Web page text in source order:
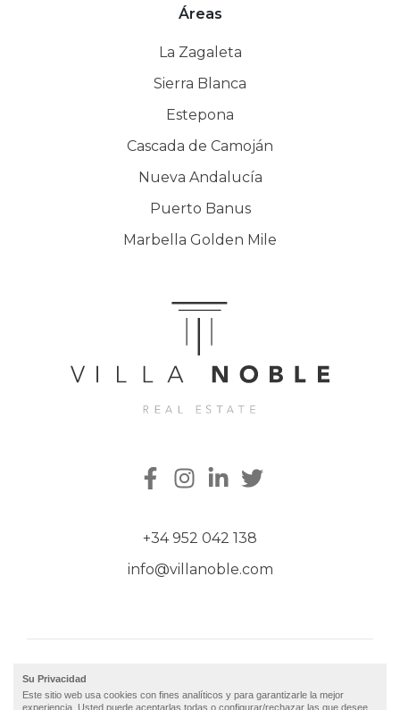
Áreas
La Zagaleta
Sierra Blanca
Estepona
Cascada de Camoján
Nueva Andalucía
Puerto Banus
Marbella Golden Mile
+34 952 042 138
info@villanoble.com
Marbella Málaga
Su Privacidad
Este sitio web usa cookies con fines analíticos y para garantizarle la mejor
experiencia. Usted puede aceptarlas todas o configurar/rechazar las que desee.